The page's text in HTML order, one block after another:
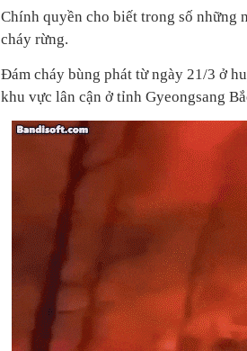
Chính quyền cho biết trong số những
cháy rừng.
Đám cháy bùng phát từ ngày 21/3 ở
khu vực lân cận ở tỉnh Gyeongsang